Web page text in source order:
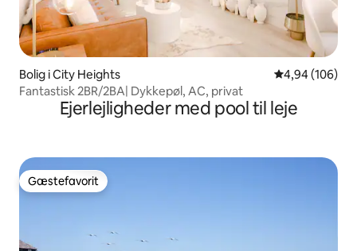
Bolig i City Heights 4,94 ud af 5 i
4,94 (106)
Fantastisk 2BR/2BA| Dykkepøl, AC, privat
Ejerlejligheder med pool til leje
Gæstefavorit
Gæstefavorit